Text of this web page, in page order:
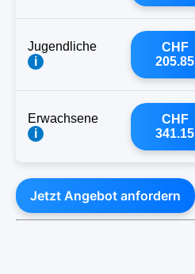
Jugendliche
i
CHF
205.85
Erwachsene
i
CHF
341.15
Jetzt Angebot anfordern